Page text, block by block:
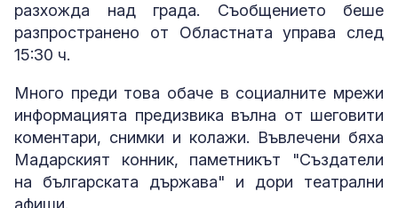
разхожда над града. Съобщението беше
разпространено от Областната управа след
15:30 ч.
Много преди това обаче в социалните мрежи
информацията предизвика вълна от шеговити
коментари, снимки и колажи. Въвлечени бяха
Мадарският конник, паметникът "Създатели
на българската държава" и дори театрални
афиши.